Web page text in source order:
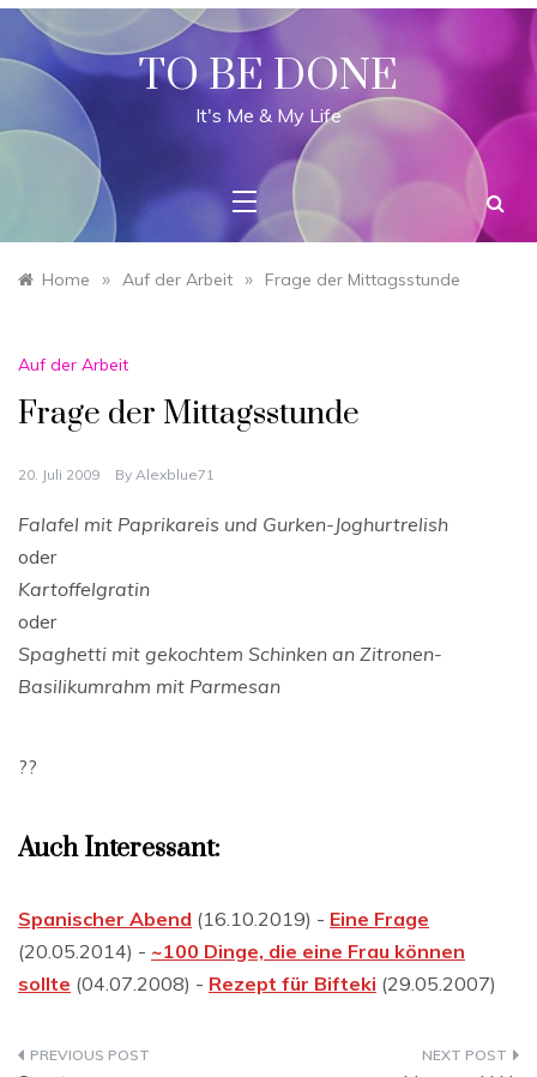
Skip
content
TO BE DONE
It's Me & My Life
Home » Auf der Arbeit » Frage der Mittagsstunde
Auf der Arbeit
Frage der Mittagsstunde
20. Juli 2009 By Alexblue71
Falafel mit Paprikareis und Gurken-Joghurtrelish
oder
Kartoffelgratin
oder
Spaghetti mit gekochtem Schinken an Zitronen-
Basilikumrahm mit Parmesan
??
Auch Interessant:
Spanischer Abend (16.10.2019) - Eine Frage
(20.05.2014) - ~100 Dinge, die eine Frau können
sollte (04.07.2008) - Rezept für Bifteki (29.05.2007)
Beitragsnavigation